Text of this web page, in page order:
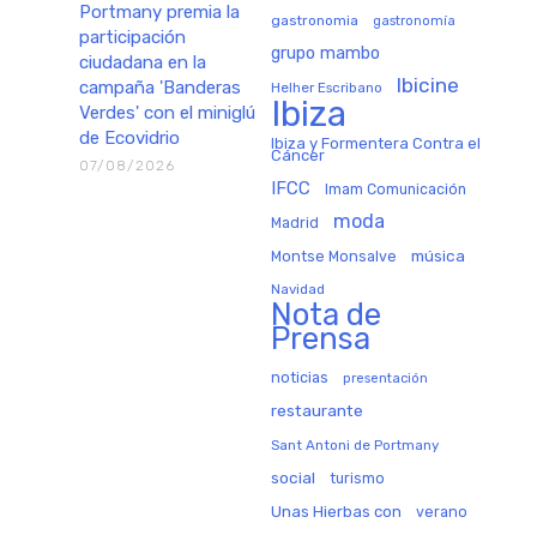
Portmany premia la
participación
ciudadana en la
campaña 'Banderas
Verdes' con el miniglú
de Ecovidrio
07/08/2026
gastronomia gastronomía
grupo mambo
Helher Escribano Ibicine
Ibiza
Ibiza y Formentera Contra el
Cáncer
IFCC Imam Comunicación
Madrid moda
Montse Monsalve música
Navidad
Nota de
Prensa
noticias presentación
restaurante
Sant Antoni de Portmany
social turismo
Unas Hierbas con verano